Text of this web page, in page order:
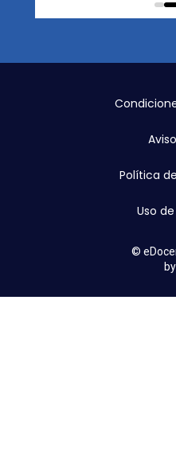
0 1
Política
Uso
©
by